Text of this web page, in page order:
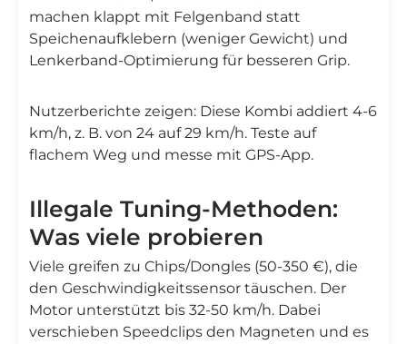
machen klappt mit Felgenband statt
Speichenaufklebern (weniger Gewicht) und
Lenkerband-Optimierung für besseren Grip.
Nutzerberichte zeigen: Diese Kombi addiert 4-6
km/h, z. B. von 24 auf 29 km/h. Teste auf
flachem Weg und messe mit GPS-App.
Illegale Tuning-Methoden:
Was viele probieren
Viele greifen zu Chips/Dongles (50-350 €), die
den Geschwindigkeitssensor täuschen. Der
Motor unterstützt bis 32-50 km/h. Dabei
verschieben Speedclips den Magneten und es